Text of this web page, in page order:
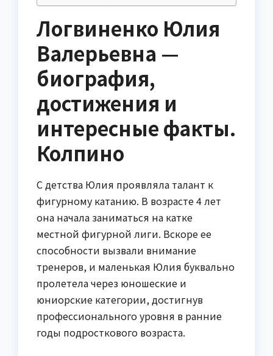
Логвиненко Юлия
Валерьевна —
биография,
достижения и
интересные факты.
Колпино
С детства Юлия проявляла талант к
фигурному катанию. В возрасте 4 лет
она начала заниматься на катке
местной фигурной лиги. Вскоре ее
способности вызвали внимание
тренеров, и маленькая Юлия буквально
пролетела через юношеские и
юниорские категории, достигнув
профессионального уровня в ранние
годы подросткового возраста.